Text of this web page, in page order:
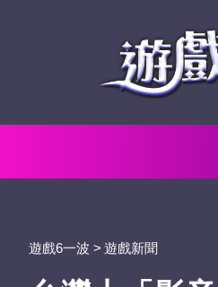
遊戲6一波 遊戲新聞